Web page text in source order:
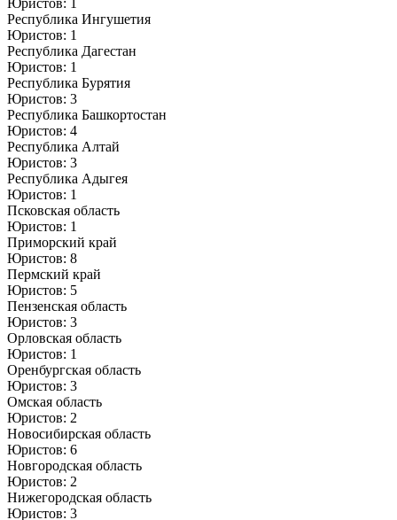
Республика Ингушетия
Юристов: 1
Республика Дагестан
Юристов: 1
Республика Бурятия
Юристов: 3
Республика Башкортостан
Юристов: 4
Республика Алтай
Юристов: 3
Республика Адыгея
Юристов: 1
Псковская область
Юристов: 1
Приморский край
Юристов: 8
Пермский край
Юристов: 5
Пензенская область
Юристов: 3
Орловская область
Юристов: 1
Оренбургская область
Юристов: 3
Омская область
Юристов: 2
Новосибирская область
Юристов: 6
Новгородская область
Юристов: 2
Нижегородская область
Юристов: 3